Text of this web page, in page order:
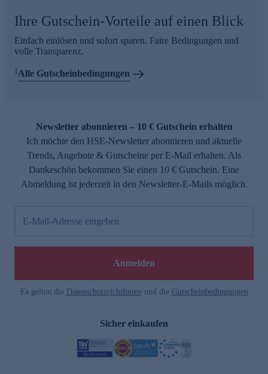
Ihre Gutschein-Vorteile auf einen Blick
Einfach einlösen und sofort sparen. Faire Bedingungen und
volle Transparenz.
1Alle Gutscheinbedingungen
Newsletter abonnieren – 10 € Gutschein erhalten
Ich möchte den HSE-Newsletter abonnieren und aktuelle
Trends, Angebote & Gutscheine per E-Mail erhalten. Als
Dankeschön bekommen Sie einen 10 € Gutschein. Eine
Abmeldung ist jederzeit in den Newsletter-E-Mails möglich.
E-Mail-Adresse eingeben
Anmelden
Es gelten die Datenschutzrichtlinien und die Gutscheinbedingungen
Sicher einkaufen